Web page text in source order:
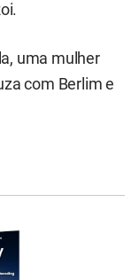
uma mulher
com Berlim e